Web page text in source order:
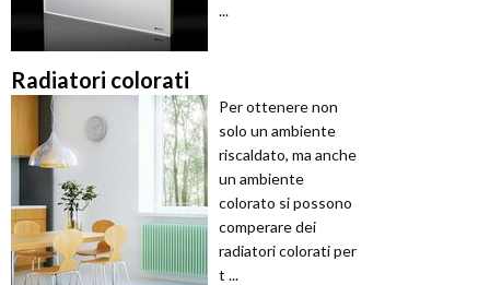
...
Radiatori colorati
Per ottenere non
solo un ambiente
riscaldato, ma anche
un ambiente
colorato si possono
comperare dei
radiatori colorati per
t ...